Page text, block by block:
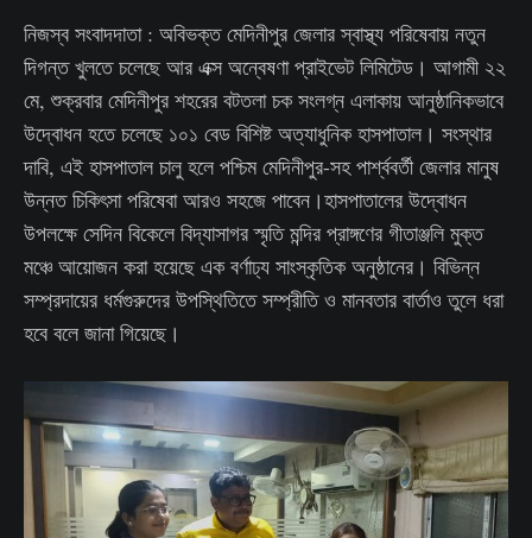
নিজস্ব সংবাদদাতা : অবিভক্ত মেদিনীপুর জেলার স্বাস্থ্য পরিষেবায় নতুন
দিগন্ত খুলতে চলেছে আর এক্স অন্বেষণা প্রাইভেট লিমিটেড। আগামী ২২
মে, শুক্রবার মেদিনীপুর শহরের বটতলা চক সংলগ্ন এলাকায় আনুষ্ঠানিকভাবে
উদ্বোধন হতে চলেছে ১০১ বেড বিশিষ্ট অত্যাধুনিক হাসপাতাল। সংস্থার
দাবি, এই হাসপাতাল চালু হলে পশ্চিম মেদিনীপুর-সহ পার্শ্ববর্তী জেলার মানুষ
উন্নত চিকিৎসা পরিষেবা আরও সহজে পাবেন।হাসপাতালের উদ্বোধন
উপলক্ষে সেদিন বিকেলে বিদ্যাসাগর স্মৃতি মন্দির প্রাঙ্গণের গীতাঞ্জলি মুক্ত
মঞ্চে আয়োজন করা হয়েছে এক বর্ণাঢ্য সাংস্কৃতিক অনুষ্ঠানের। বিভিন্ন
সম্প্রদায়ের ধর্মগুরুদের উপস্থিতিতে সম্প্রীতি ও মানবতার বার্তাও তুলে ধরা
হবে বলে জানা গিয়েছে।